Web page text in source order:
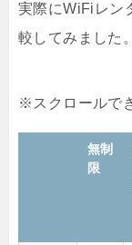
実際にWiFiレン
較してみました。
無制
限